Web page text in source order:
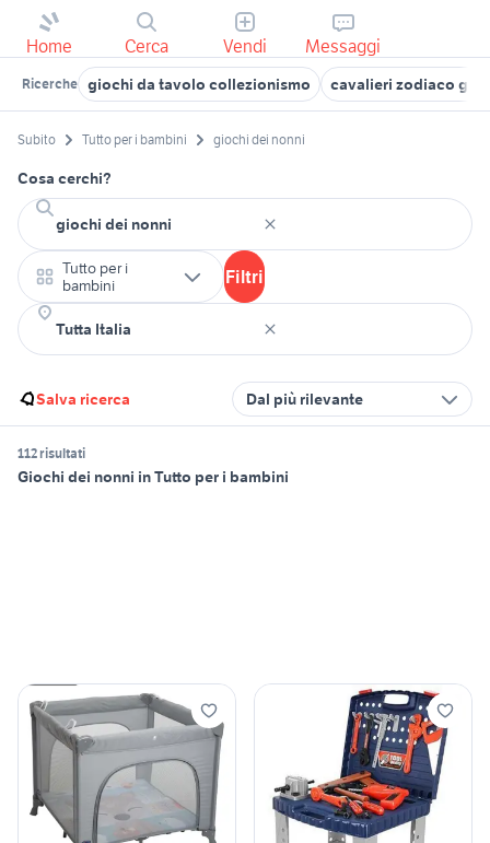
Home Cerca Vendi Messaggi
Ricerche giochi da tavolo collezionismo cavalieri zodiaco
Subito Tutto per i bambini giochi dei nonni
Cosa cerchi?
Tutto per i
bambini
Filtri
Salva ricerca Dal più rilevante
112 risultati
Giochi dei nonni in Tutto per i bambini